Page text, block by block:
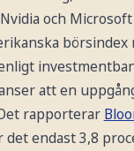
och
att en
rapporterar
det endast 3,8